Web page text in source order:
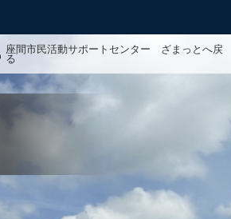
座間市民活動サポートセンター ざまっとへ戻
る